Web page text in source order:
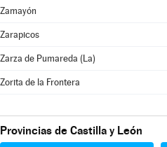
Zamayón
Zarapicos
Zarza de Pumareda (La)
Zorita de la Frontera
Provincias de Castilla y León